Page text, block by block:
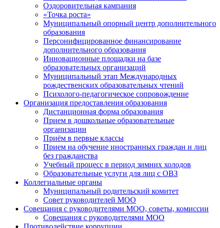
Оздоровительная кампания
«Точка роста»
Муниципальный опорный центр дополнительного
образования
Персонифицированное финансирование
дополнительного образования
Инновационные площадки на базе
образовательных организаций
Муниципальный этап Международных
рождественских образовательных чтений
Психолого-педагогическое сопровождение
Организация предоставления образования
Дистанционная форма образования
Прием в дошкольные образовательные
организации
Приём в первые классы
Прием на обучение иностранных граждан и лиц
без гражданства
Учебный процесс в период зимних холодов
Образовательные услуги для лиц с ОВЗ
Коллегиальные органы
Муниципальный родительский комитет
Совет руководителей МОО
Совещания с руководителями МОО, советы, комиссии
Совещания с руководителями МОО